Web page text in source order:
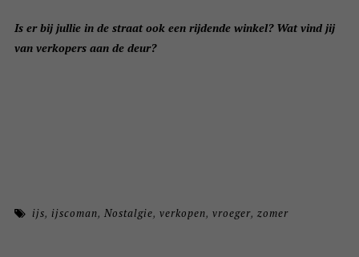
Is er bij jullie in de straat ook een rijdende winkel? Wat vind jij
van verkopers aan de deur?
ijs, ijscoman, Nostalgie,verkopen,vroeger,zomer